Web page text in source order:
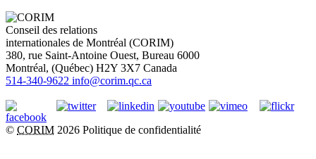
Conseil des relations
internationales de Montréal (CORIM)
380, rue Saint-Antoine Ouest, Bureau 6000
Montréal, (Québec) H2Y 3X7 Canada
514-340-9622 info@corim.qc.ca
© CORIM 2026 Politique de confidentialité